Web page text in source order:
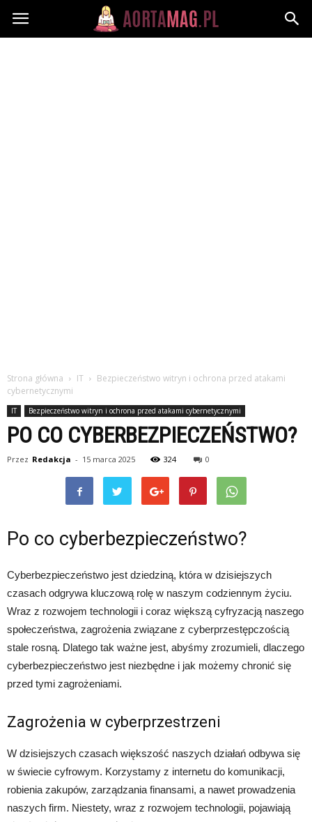
Aortamag.pl
Strona główna IT
Bezpieczeństwo witryn i ochrona przed atakami
cybernetycznymi
IT Bezpieczeństwo witryn i ochrona przed atakami cybernetycznymi
PO CO CYBERBEZPIECZEŃSTWO?
Przez Redakcja - 15 marca 2025 324 0
Po co cyberbezpieczeństwo?
Cyberbezpieczeństwo jest dziedziną, która w dzisiejszych
czasach odgrywa kluczową rolę w naszym codziennym życiu.
Wraz z rozwojem technologii i coraz większą cyfryzacją naszego
społeczeństwa, zagrożenia związane z cyberprzestępczością
stale rosną. Dlatego tak ważne jest, abyśmy zrozumieli, dlaczego
cyberbezpieczeństwo jest niezbędne i jak możemy chronić się
przed tymi zagrożeniami.
Zagrożenia w cyberprzestrzeni
W dzisiejszych czasach większość naszych działań odbywa się
w świecie cyfrowym. Korzystamy z internetu do komunikacji,
robienia zakupów, zarządzania finansami, a nawet prowadzenia
naszych firm. Niestety, wraz z rozwojem technologii, pojawiają